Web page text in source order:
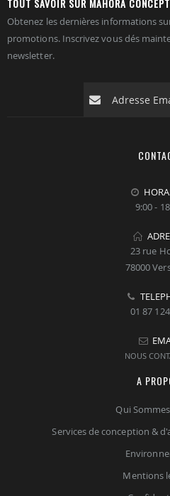
TOUT SAVOIR SUR MAHORA CONCEPT
Obtenez les dernières informations
promotions. Inscrivez vous dés
newsletter.
9:00 -
23 rue
78000
01 87
NOUS
A
Qui
Services de conception &
Mentions